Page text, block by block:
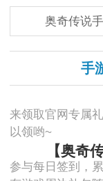
奥奇传说
手
来领取官网专属
以领哟~
【奥奇
参与每日签到，